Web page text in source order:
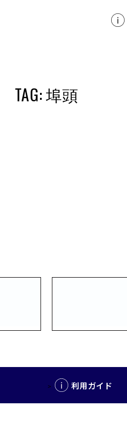
TAG: 埠頭
利用ガイド